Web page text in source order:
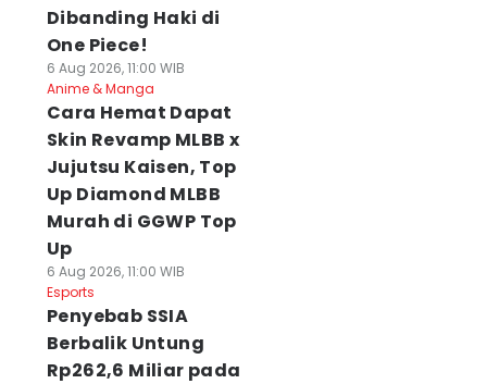
Dibanding Haki di
One Piece!
6 Aug 2026, 11:00 WIB
Anime & Manga
Cara Hemat Dapat
Skin Revamp MLBB x
Jujutsu Kaisen, Top
Up Diamond MLBB
Murah di GGWP Top
Up
6 Aug 2026, 11:00 WIB
Esports
Penyebab SSIA
Berbalik Untung
Rp262,6 Miliar pada